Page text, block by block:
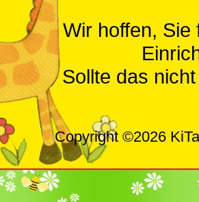
Wir hoffen, Sie
Sollte das
Copyright ©2026